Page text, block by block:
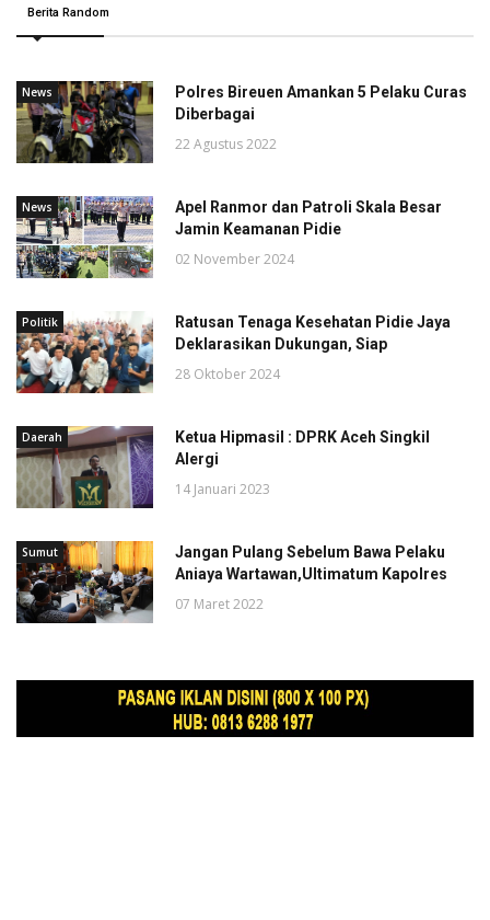
Berita Random
News
Polres Bireuen Amankan 5 Pelaku Curas
Diberbagai
22 Agustus 2022
News
Apel Ranmor dan Patroli Skala Besar
Jamin Keamanan Pidie
02 November 2024
Politik
Ratusan Tenaga Kesehatan Pidie Jaya
Deklarasikan Dukungan, Siap
28 Oktober 2024
Daerah
Ketua Hipmasil : DPRK Aceh Singkil
Alergi
14 Januari 2023
Sumut
Jangan Pulang Sebelum Bawa Pelaku
Aniaya Wartawan,Ultimatum Kapolres
07 Maret 2022